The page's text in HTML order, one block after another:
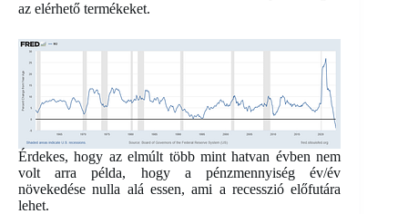
az elérhető termékeket.
Érdekes, hogy az elmúlt több mint hatvan évben nem
volt arra példa, hogy a pénzmennyiség év/év
növekedése nulla alá essen, ami a recesszió előfutára
lehet.